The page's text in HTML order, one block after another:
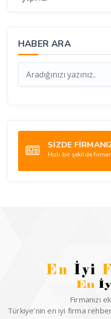
HABER ARA
SİZDE
Hızlı bir şekilde
Firmanızı
Türkiye’nin en iyi firma